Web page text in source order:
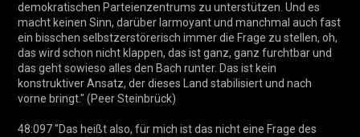
demokratischen Parteienzentrums zu unterstützen. Und es
macht keinen Sinn, darüber larmoyant und manchmal auch fast
ein bisschen selbstzerstörerisch immer die Frage zu stellen, oh,
das wird schon nicht klappen, das ist ganz, ganz furchtbar und
das geht sowieso alles den Bach runter. Das ist kein
konstruktiver Ansatz, der dieses Land stabilisiert und nach
vorne bringt." (Peer Steinbrück)
48:097 "Das heißt also, für mich ist das nicht eine Frage des